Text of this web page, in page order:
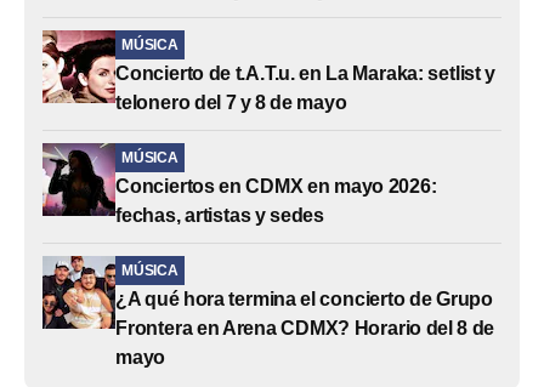
MÚSICA
Concierto de t.A.T.u. en La Maraka: setlist y
telonero del 7 y 8 de mayo
MÚSICA
Conciertos en CDMX en mayo 2026:
fechas, artistas y sedes
MÚSICA
¿A qué hora termina el concierto de Grupo
Frontera en Arena CDMX? Horario del 8 de
mayo